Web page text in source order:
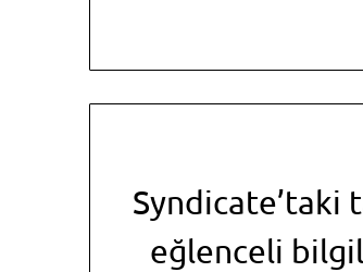
Syndicate’taki
eğlenceli